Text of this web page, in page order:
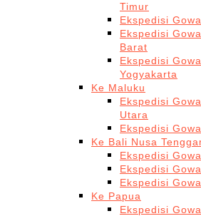
Timur
Ekspedisi
Ekspedisi
Barat
Ekspedisi
Yogyakarta
Ke Maluku
Ekspedisi
Utara
Ekspedisi
Ke Bali Nusa
Ekspedisi
Ekspedisi
Ekspedisi
Ke Papua
Ekspedisi